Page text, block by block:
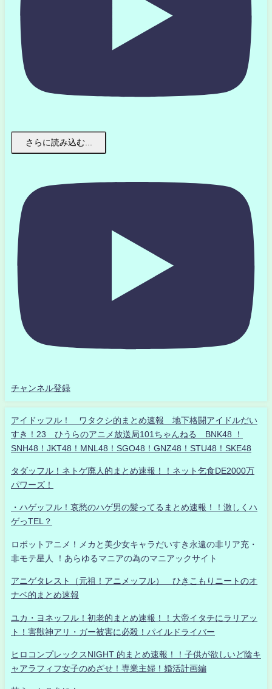
さらに読み込む...
チャンネル登録
アイドッフル！ ワタクシ的まとめ速報 地下格闘アイドルだい
すき！23 ひうらのアニメ放送局101ちゃんねる BNK48 ！
SNH48！JKT48！MNL48！SGO48！GNZ48！STU48！SKE48
タダッフル！ネトゲ廃人的まとめ速報！！ネット乞食DE2000万
パワーズ！
・ハゲッフル！哀愁のハゲ男の髪ってるまとめ速報！！激しくハ
ゲっTEL？
ロボットアニメ！メカと美少女キャラだいすき永遠の非リア充・
非モテ星人 ！あらゆるマニアの為のマニアックサイト
アニゲタレスト（元祖！アニメッフル） ひきこもりニートのオ
ナベ的まとめ速報
ユカ・ヨネッフル！初老的まとめ速報！！大帝イタチにラリアッ
ト！害獣神アリ・ガー被害に必殺！パイルドライバー
ヒロコンプレックスNIGHT 的まとめ速報！！子供が欲しいど陰キ
ャアラフィフ女子のめざせ！専業主婦！婚活計画編